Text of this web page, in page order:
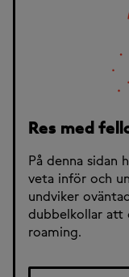
Res med
På denna sidan
veta inför och
undviker
dubbelkollar att
roaming.